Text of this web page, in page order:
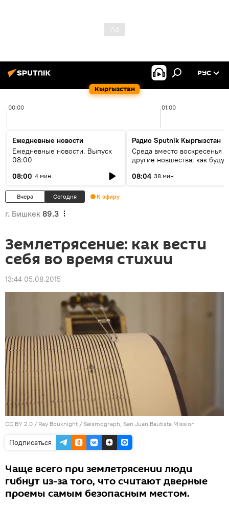
Кыргызстан
РУС
00:00 01:00
Ежедневные новости
Ежедневные новости. Выпуск
08:00
08:00 4 мин
Радио Sputnik Кыргызстан
Среда вместо воскресенья и
другие новшества: как будут
08:04 38 мин
Вчера Сегодня К эфиру
г. Бишкек 89.3
Землетрясение: как вести
себя во время стихии
13:44 05.08.2015
CC BY 2.0 / Ray Bouknight / Seismograph, San Juan Bautista Mission
Подписаться
Чаще всего при землетрясении люди
гибнут из-за того, что считают дверные
проемы самым безопасным местом.